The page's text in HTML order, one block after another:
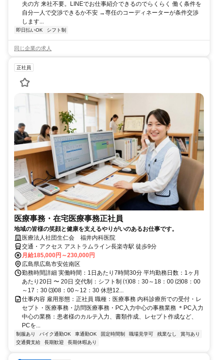
夫の方 来社不要。LINEでお仕事紹介できるのでらくらく 働く条件を
自分一人で交渉できるか不安 →専任のコーディネーターが条件交渉
します...
即日払いOK シフト制
同じ企業の求人
正社員
医療事務・在宅医療事務正社員
地域の皆様の笑顔と健康を支えるやりがいのあるお仕事です。
医療法人社団生仁会 福井内科医院
交通・アクセス アストラムライン長楽寺駅 徒歩9分
月給185,000円～230,000円
広島県広島市安佐南区
勤務時間詳細 実働時間：1日あたり7時間30分 平均勤務日数：1ヶ月
あたり20日 〜 20日 交代制：シフト制 ⑴08：30～18：00 ⑵08：00
～17：30 ⑶08：00～12：30 休憩12...
仕事内容 雇用形態：正社員 職種：医療事務 内科診療所での受付・レ
セプト・医療事務・訪問医療事務・PC入力中心の事務業務 ＊PC入力
中心の業務：患者様のカルテ入力、書類作成、レセプト作成など、
PCを...
制服あり バイク通勤OK 車通勤OK 固定時間制 職場見学可 残業なし
賞与あり
交通費支給
長期歓迎 長期休暇あり